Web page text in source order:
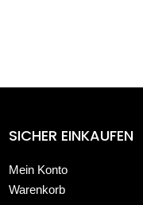
SICHER EINKAUFEN
Mein Konto
Warenkorb